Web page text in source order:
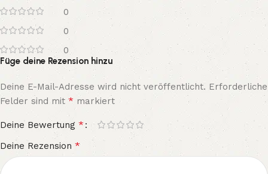
0
0
0
Füge deine Rezension hinzu
Deine E-Mail-Adresse wird nicht veröffentlicht. Erforderliche
Felder sind mit* markiert
Deine Bewertung *
Deine Rezension *